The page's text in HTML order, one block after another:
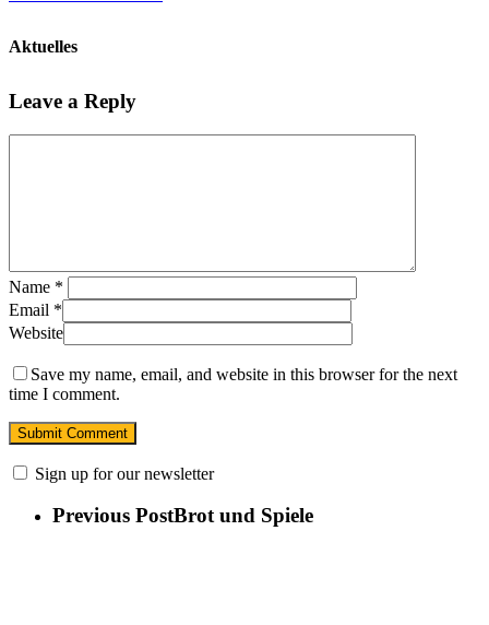
Aktuelles
Leave a Reply
Name *
Email *
Website
Save my name, email, and website in this browser for the next
time I comment.
Sign up for our newsletter
Previous PostBrot und Spiele